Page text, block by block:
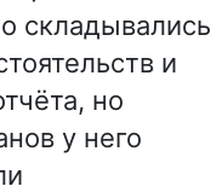
складывались
и
но
у него